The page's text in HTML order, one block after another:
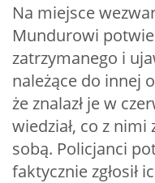
Na miejsce
Mundurowi
zatrzymanego i
należące do innej
że znalazł je w
wiedział, co z nimi
sobą. Policjanci
faktycznie zgłosił